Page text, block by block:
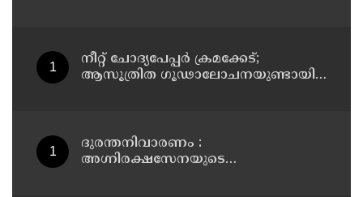
നീറ്റ് ചോദ്യപേപ്പര്‍ ക്രമക്കേട്;
ആസൂത്രിത ഗൂഢാലോചനയുണ്ടായി;
ദുരന്തനിവാരണം :
അഗ്നിരക്ഷസേനയുടെ